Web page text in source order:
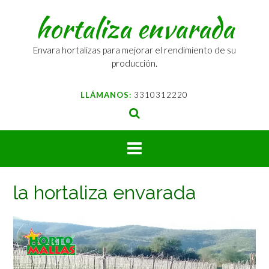
contenidohortaliza envarada
Envara hortalizas para mejorar el rendimiento de su
producción.
LLÁMANOS: 3310312220
la hortaliza envarada